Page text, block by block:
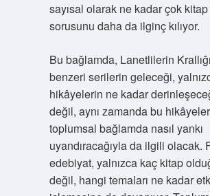
sayısal olarak ne kadar çok kitap
sorusunu daha da ilginç kılıyor.
Bu bağlamda, Lanetlilerin
benzeri serilerin geleceği,
hikâyelerin ne kadar
değil, aynı zamanda bu
toplumsal bağlamda nasıl yankı
uyandıracağıyla da ilgili olacak.
edebiyat, yalnızca kaç kitap
değil, hangi temaları ne kadar